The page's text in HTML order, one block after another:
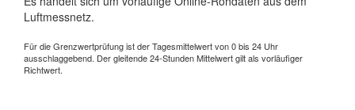
Luftmessnetz.
Für die Grenzwertprüfung ist der Tagesmittelwert von 0 bis 24 Uhr
ausschlaggebend. Der gleitende 24-Stunden Mittelwert gilt als vorläufiger
Richtwert.